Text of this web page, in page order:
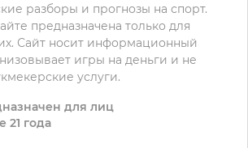
для лиц
21 года
разборы и прогнозы на спорт.
предназначена только для
Сайт носит информационный
игры на деньги и не
услуги.